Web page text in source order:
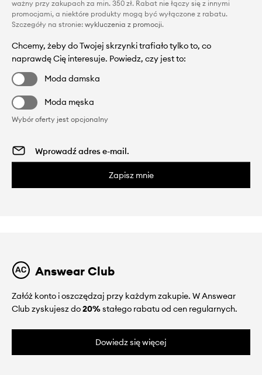
ważny przy zakupach za min. 350 zł. Rabat nie łączy się z innymi
promocjami, a niektóre produkty mogą być wyłączone z rabatu.
Szczegóły na stronie: wykluczenia z promocji.
Chcemy, żeby do Twojej skrzynki trafiało tylko to, co
naprawdę Cię interesuje. Powiedz, czy jest to:
Moda damska
Moda męska
Wybór oferty jest opcjonalny
Zapisz mnie
Answear Club
Załóż konto i oszczędzaj przy każdym zakupie. W Answear
Club zyskujesz do20%stałego rabatu od cen regularnych.
Dowiedz się więcej